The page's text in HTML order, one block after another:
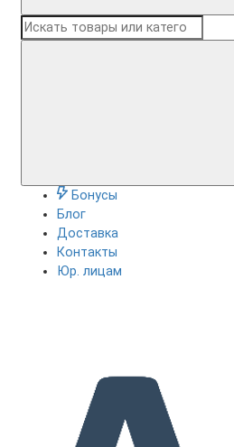
Бонусы
Блог
Доставка
Контакты
Юр. лицам